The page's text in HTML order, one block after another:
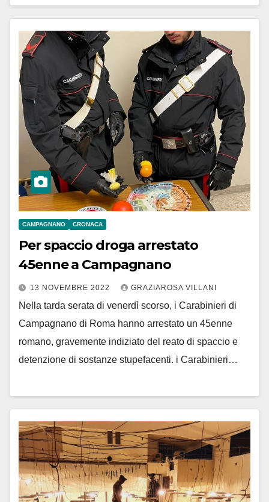
CAMPAGNANO CRONACA
Per spaccio droga arrestato
45enne a Campagnano
13 NOVEMBRE 2022 GRAZIAROSA VILLANI
Nella tarda serata di venerdì scorso, i Carabinieri di
Campagnano di Roma hanno arrestato un 45enne
romano, gravemente indiziato del reato di spaccio e
detenzione di sostanze stupefacenti. i Carabinieri…